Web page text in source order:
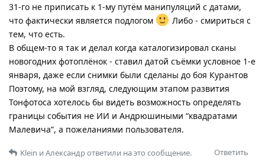
31-го не приписать к 1-му путём манипуляций с датами,
что фактически является подлогом
Либо - смириться с
тем, что есть.
В общем-то я так и делал когда каталогизировал сканы
новогодних фотоплёнок - ставил датой съёмки условное 1-е
января, даже если снимки были сделаны до боя Курантов
Поэтому, на мой взгляд, следующим этапом развития
Тонфотоса хотелось бы видеть возможность определять
границы события не ИИ и Андрюшиными “квадратами
Малевича”, а пожеланиями пользователя.
Ответить
Klein иАлександрответили на это сообщение.